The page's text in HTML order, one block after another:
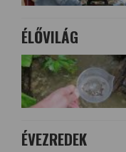
ÉLŐVILÁG
ÉVEZREDEK